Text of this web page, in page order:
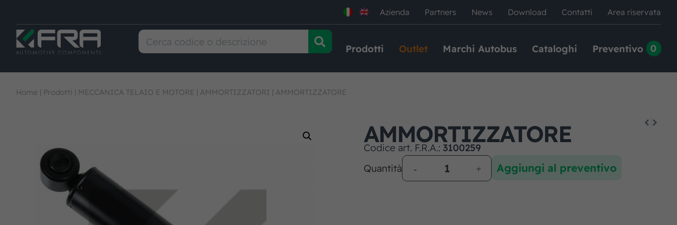
Azienda Partners News Download Contatti Area riservata
Prodotti Outlet Marchi Autobus Cataloghi Preventivo 0
Home | Prodotti | MECCANICA TELAIO E MOTORE | AMMORTIZZATORI | AMMORTIZZATORE
AMMORTIZZATORE
Codice art. F.R.A.: 3100259
Quantità
Aggiungi al preventivo